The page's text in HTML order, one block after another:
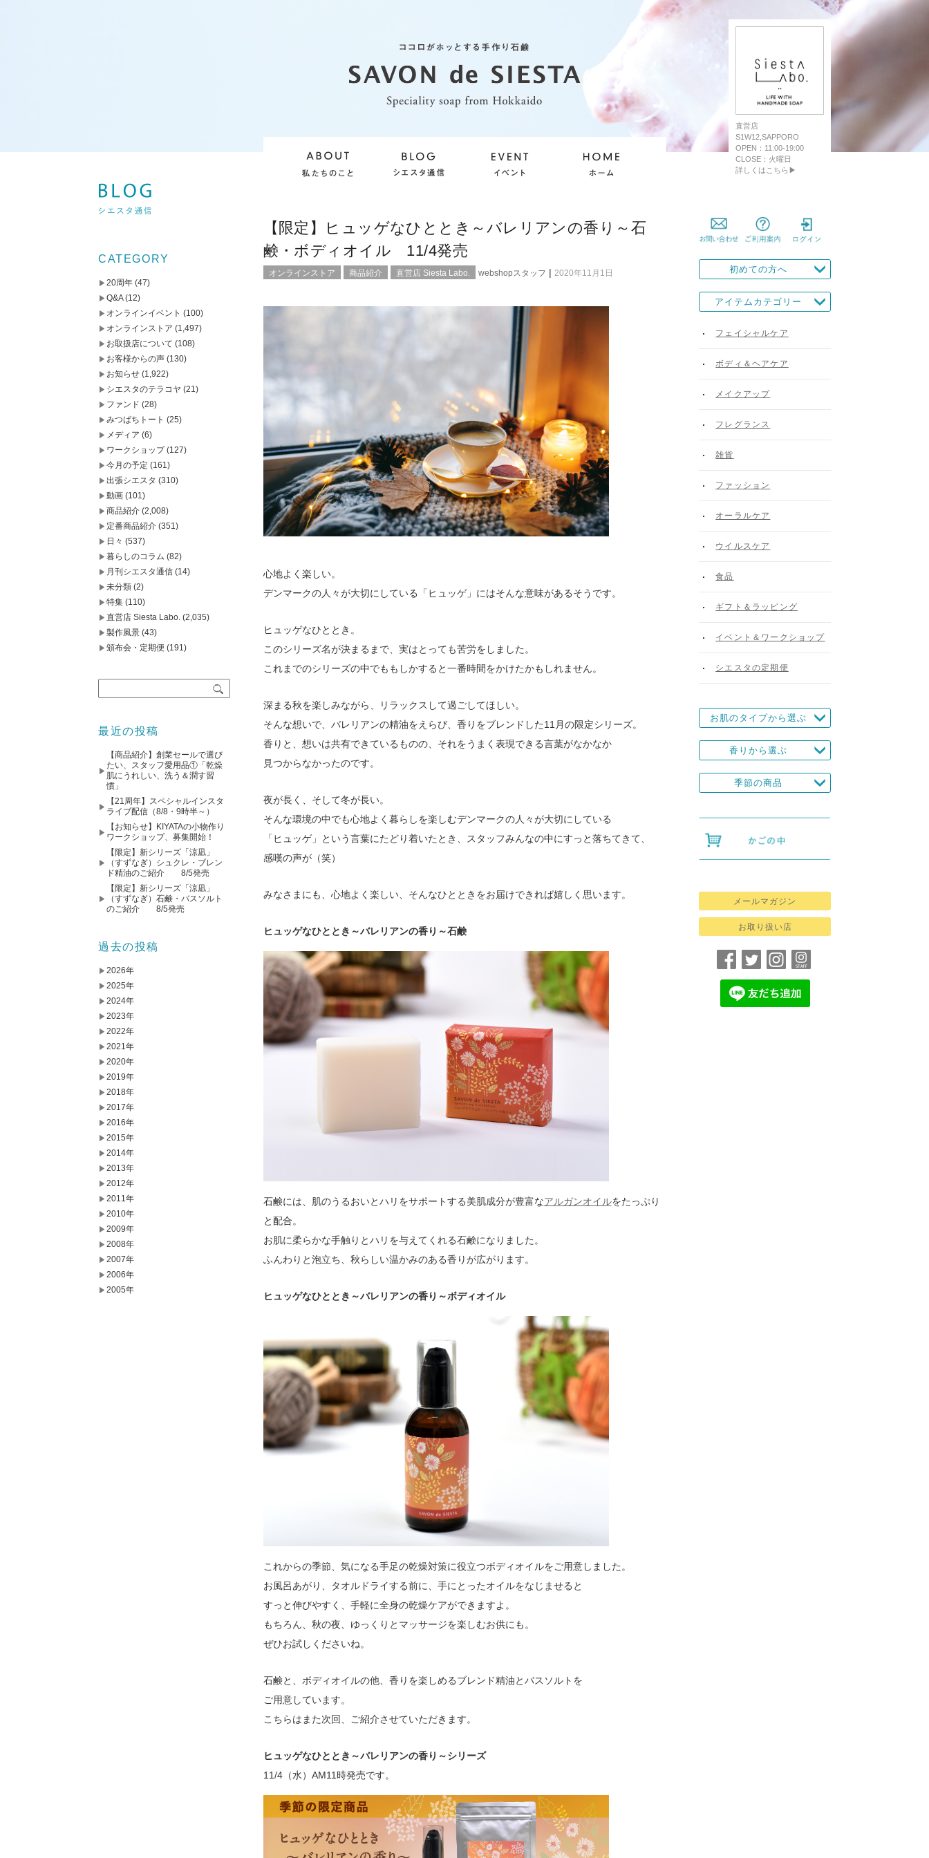
直営店
S1W12,SAPPORO
OPEN：11:00-19:00
CLOSE：火曜日
詳しくはこちら▶
【限定】ヒュッゲなひととき～バレリアンの香り～石
鹸・ボディオイル 11/4発売
オンラインストア 商品紹介 直営店 Siesta Labo. webshopスタッフ | 2020年11月1日
心地よく楽しい。
デンマークの人々が大切にしている「ヒュッゲ」にはそんな意味があるそうです。
ヒュッゲなひととき。
このシリーズ名が決まるまで、実はとっても苦労をしました。
これまでのシリーズの中でももしかすると一番時間をかけたかもしれません。
深まる秋を楽しみながら、リラックスして過ごしてほしい。
そんな想いで、バレリアンの精油をえらび、香りをブレンドした11月の限定シリーズ。
香りと、想いは共有できているものの、それをうまく表現できる言葉がなかなか
見つからなかったのです。
夜が長く、そして冬が長い。
そんな環境の中でも心地よく暮らしを楽しむデンマークの人々が大切にしている
「ヒュッゲ」という言葉にたどり着いたとき、スタッフみんなの中にすっと落ちてきて、
感嘆の声が（笑）
みなさまにも、心地よく楽しい、そんなひとときをお届けできれば嬉しく思います。
ヒュッゲなひととき～バレリアンの香り～石鹸
石鹸には、肌のうるおいとハリをサポートする美肌成分が豊富なアルガンオイルをたっぷり
と配合。
お肌に柔らかな手触りとハリを与えてくれる石鹸になりました。
ふんわりと泡立ち、秋らしい温かみのある香りが広がります。
ヒュッゲなひととき～バレリアンの香り～ボディオイル
これからの季節、気になる手足の乾燥対策に役立つボディオイルをご用意しました。
お風呂あがり、タオルドライする前に、手にとったオイルをなじませると
すっと伸びやすく、手軽に全身の乾燥ケアができますよ。
もちろん、秋の夜、ゆっくりとマッサージを楽しむお供にも。
ぜひお試しくださいね。
石鹸と、ボディオイルの他、香りを楽しめるブレンド精油とバスソルトを
ご用意しています。
こちらはまた次回、ご紹介させていただきます。
ヒュッゲなひととき～バレリアンの香り～シリーズ
11/4（水）AM11時発売です。
CATEGORY
20周年 (47)
Q&A(12)
オンラインイベント (100)
オンラインストア (1,497)
お取扱店について (108)
お客様からの声 (130)
お知らせ (1,922)
シエスタのテラコヤ (21)
ファンド (28)
みつばちトート (25)
メディア (6)
ワークショップ(127)
今月の予定 (161)
出張シエスタ (310)
動画 (101)
商品紹介 (2,008)
定番商品紹介 (351)
日々 (537)
暮らしのコラム (82)
月刊シエスタ通信 (14)
未分類 (2)
特集 (110)
直営店 Siesta Labo. (2,035)
製作風景 (43)
頒布会・定期便 (191)
最近の投稿
【商品紹介】創業セールで選び
たい、スタッフ愛用品①「乾燥
肌にうれしい、洗う＆潤す習
慣」
【21周年】スペシャルインスタ
ライブ配信（8/8・9時半～）
【お知らせ】KIYATAの小物作り
ワークショップ、募集開始！
【限定】新シリーズ「涼凪」
（すずなぎ）シュクレ・ブレン
ド精油のご紹介 8/5発売
【限定】新シリーズ「涼凪」
（すずなぎ）石鹸・バスソルト
のご紹介 8/5発売
過去の投稿
2026年
2025年
2024年
2023年
2022年
2021年
2020年
2019年
2018年
2017年
2016年
2015年
2014年
2013年
2012年
2011年
2010年
2009年
2008年
2007年
2006年
2005年
初めての方へ
アイテムカテゴリー
フェイシャルケア
ボディ＆ヘアケア
メイクアップ
フレグランス
雑貨
ファッション
オーラルケア
ウイルスケア
食品
ギフト＆ラッピング
イベント＆ワークショップ
シエスタの定期便
お肌のタイプから選ぶ
香りから選ぶ
季節の商品
メールマガジン
お取り扱い店